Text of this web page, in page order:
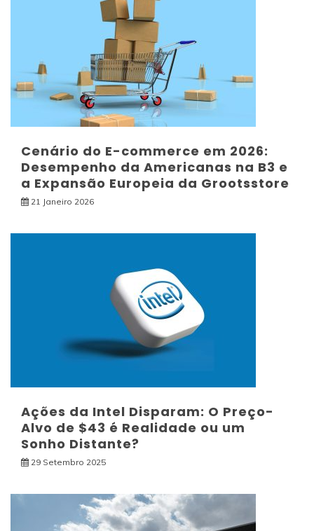
Cenário do E-commerce em 2026:
Desempenho da Americanas na B3 e
a Expansão Europeia da Grootsstore
21 Janeiro 2026
Ações da Intel Disparam: O Preço-
Alvo de $43 é Realidade ou um
Sonho Distante?
29 Setembro 2025